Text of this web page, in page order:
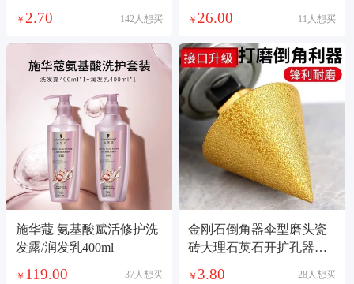
音乐乐器益智
￥ 2.70 142人想买
铝框折叠冰包
￥26.00 11人想买
施华蔻 氨基酸赋活修护洗
发露/润发乳400ml
￥ 119.00 37人想买
金刚石倒角器伞型磨头瓷
砖大理石英石开扩孔器电
￥ 3.80 28人想买